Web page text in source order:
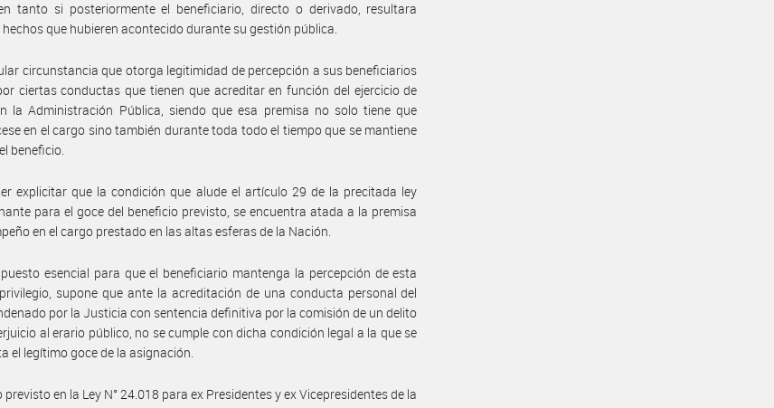
tanto si posteriormente el beneficiario, directo o derivado, resultara
que hubieren acontecido durante su gestión pública.
circunstancia que otorga legitimidad de percepción a sus beneficiarios
ciertas conductas que tienen que acreditar en función del ejercicio de
la Administración Pública, siendo que esa premisa no solo tiene que
en el cargo sino también durante toda todo el tiempo que se mantiene
beneficio.
explicitar que la condición que alude el artículo 29 de la precitada ley
para el goce del beneficio previsto, se encuentra atada a la premisa
en el cargo prestado en las altas esferas de la Nación.
esencial para que el beneficiario mantenga la percepción de esta
supone que ante la acreditación de una conducta personal del
por la Justicia con sentencia definitiva por la comisión de un delito
al erario público, no se cumple con dicha condición legal a la que se
el legítimo goce de la asignación.
previsto en la Ley N° 24.018 para ex Presidentes y ex Vicepresidentes de la